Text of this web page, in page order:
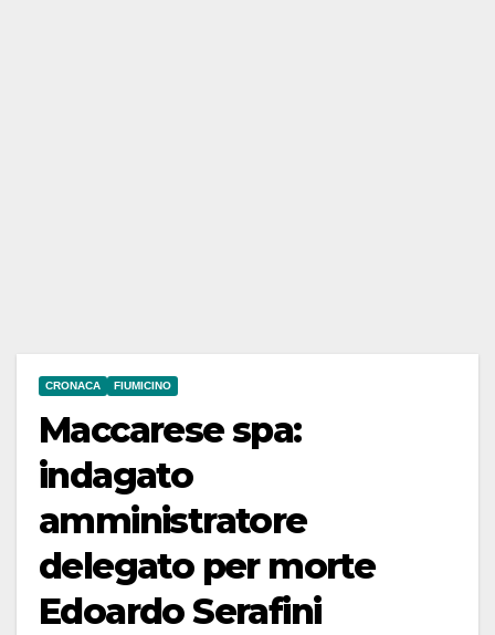
CRONACA FIUMICINO
Maccarese spa:
indagato
amministratore
delegato per morte
Edoardo Serafini